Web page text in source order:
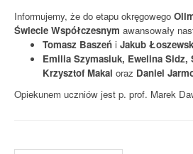
Informujemy, że do etapu okręgowego
Świecie Współczesnym awansowały
Tomasz Baszeń i Jakub
Emilia Szymasiuk, Ewelina Sidz,
Krzysztof Makal oraz Daniel
Opiekunem uczniów jest p. prof. Marek